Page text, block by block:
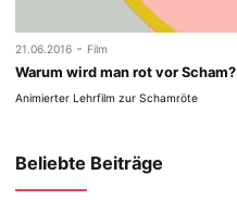
21.06.2016 - Film
Warum wird man rot vor Scham?
Animierter Lehrfilm zur Schamröte
Beliebte Beiträge